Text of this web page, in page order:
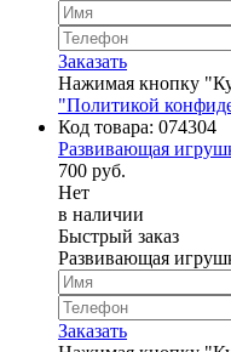
Заказать
Нажимая кнопку
"Политикой
Код товара: 074304
Развивающая
700 руб.
Нет
в наличии
Быстрый заказ
Развивающая
Заказать